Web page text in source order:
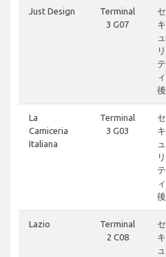
Just Design
Terminal
3 G07
セ
キ
ュ
リ
テ
ィ
後
La
Camiceria
Italiana
Terminal
3 G03
セ
キ
ュ
リ
テ
ィ
後
Lazio
Terminal
2 C08
セ
キ
ュ